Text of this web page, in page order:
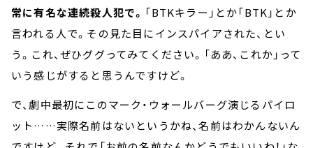
常に有名な連続殺人犯で。 「BTKキラー」とか「BTK」とか
言われる人で。その見た目にインスパイアされた、とい
う。これ、ぜひググってみてください。「ああ、これか」って
いう感じがすると思うんですけど。
で、劇中最初にこのマーク・ウォールバーグ演じるパイロ
ット……実際名前はないというかね、名前はわかんないん